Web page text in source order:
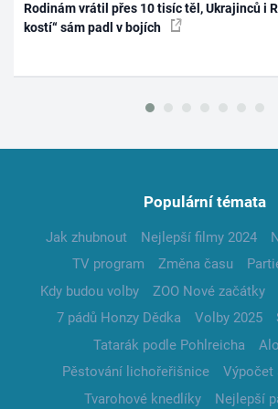
Rodinám vrátil přes 10 tisíc těl, Ukrajinců i
kostí“ sám padl v bojích
Populární témata
Jak zhubnout Nejlepší filmy 2024
TV program
Změna času
Kdy budou volby
ZOO Nové začátky
7 pádů Honzy Dědka
Volby 2025
Tatarák podle Pohlreicha
Pěstování lichořeřišnice
Výpočet
Tvarohové knedlíky
Nejlepší